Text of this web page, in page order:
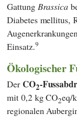
Gattung Brassica
Diabetes mellitus,
Einsatz.9
Ökologischer
Der CO2-
mit 0,2 kg CO2eq/
regionalen